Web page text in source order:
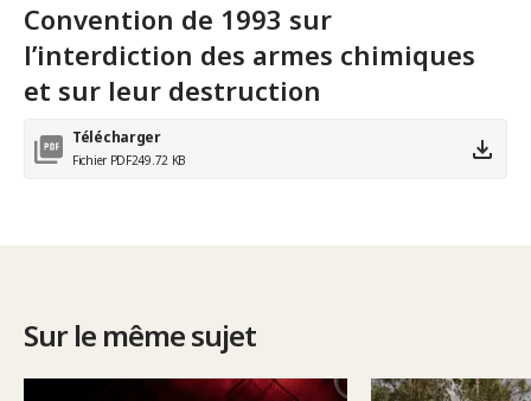
Convention de 1993 sur
l’interdiction des armes chimiques
et sur leur destruction
Télécharger
Fichier PDF249.72 KB
Sur le même sujet